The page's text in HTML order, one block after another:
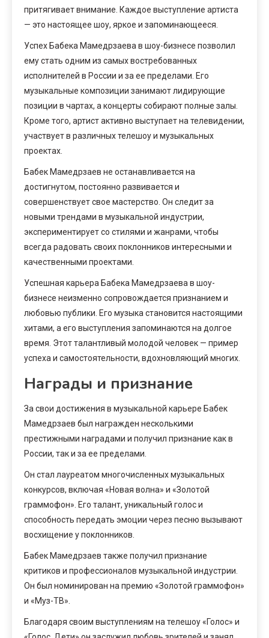
притягивает внимание. Каждое выступление артиста
— это настоящее шоу, яркое и запоминающееся.
Успех Бабека Мамедрзаева в шоу-бизнесе позволил
ему стать одним из самых востребованных
исполнителей в России и за ее пределами. Его
музыкальные композиции занимают лидирующие
позиции в чартах, а концерты собирают полные залы.
Кроме того, артист активно выступает на телевидении,
участвует в различных телешоу и музыкальных
проектах.
Бабек Мамедрзаев не останавливается на
достигнутом, постоянно развивается и
совершенствует свое мастерство. Он следит за
новыми трендами в музыкальной индустрии,
экспериментирует со стилями и жанрами, чтобы
всегда радовать своих поклонников интересными и
качественными проектами.
Успешная карьера Бабека Мамедрзаева в шоу-
бизнесе неизменно сопровождается признанием и
любовью публики. Его музыка становится настоящими
хитами, а его выступления запоминаются на долгое
время. Этот талантливый молодой человек — пример
успеха и самостоятельности, вдохновляющий многих.
Награды и признание
За свои достижения в музыкальной карьере Бабек
Мамедрзаев был награжден несколькими
престижными наградами и получил признание как в
России, так и за ее пределами.
Он стал лауреатом многочисленных музыкальных
конкурсов, включая «Новая волна» и «Золотой
граммофон». Его талант, уникальный голос и
способность передать эмоции через песню вызывают
восхищение у поклонников.
Бабек Мамедрзаев также получил признание
критиков и профессионалов музыкальной индустрии.
Он был номинирован на премию «Золотой граммофон»
и «Муз-ТВ».
Благодаря своим выступлениям на телешоу «Голос» и